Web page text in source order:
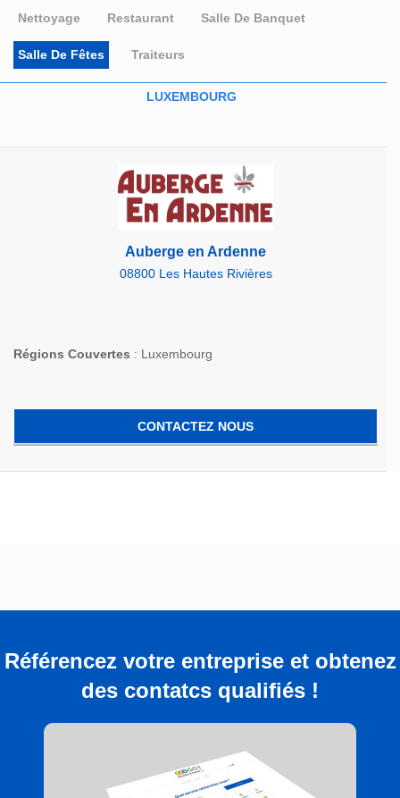
Nettoyage Restaurant Salle De Banquet
Salle De Fêtes Traiteurs
LUXEMBOURG
Auberge en Ardenne
08800 Les Hautes Rivières
Régions Couvertes : Luxembourg
CONTACTEZ NOUS
Référencez votre entreprise et obtenez
des contatcs qualifiés !